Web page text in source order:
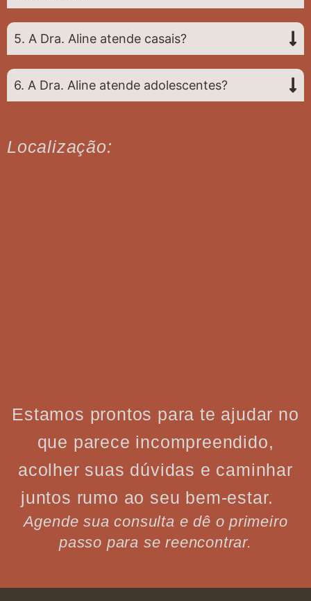
5. A Dra. Aline atende casais?
6. A Dra. Aline atende adolescentes?
Localização:
Estamos prontos para te ajudar no
que parece incompreendido,
acolher suas dúvidas e caminhar
juntos rumo ao seu bem-estar.
Agende sua consulta e dê o primeiro
passo para se reencontrar.